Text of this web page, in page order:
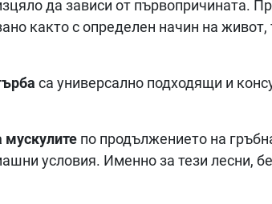
да зависи от първопричината.
както с определен начин на
са универсално подходящи и
мускулите по продължението на
условия. Именно за тези лесни,